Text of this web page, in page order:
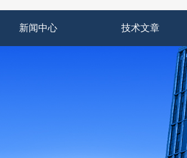
新闻中心 技术文章